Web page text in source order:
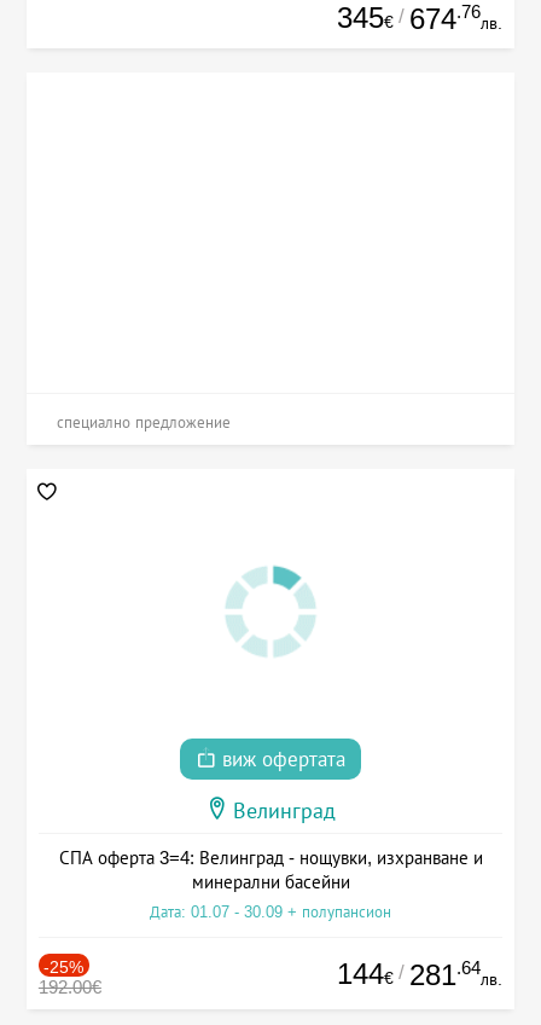
345€ / 674.76
лв.
специално предложение
виж офертата
Велинград
СПА оферта 3=4: Велинград - нощувки, изхранване и
минерални басейни
Дата: 01.07 - 30.09 + полупансион
-25%
192.00€ 144€ / 281.64
лв.